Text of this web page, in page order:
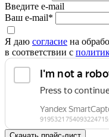
Введите e-mail
Ваш e-mail*
Я даю согласие на
в соответствии с